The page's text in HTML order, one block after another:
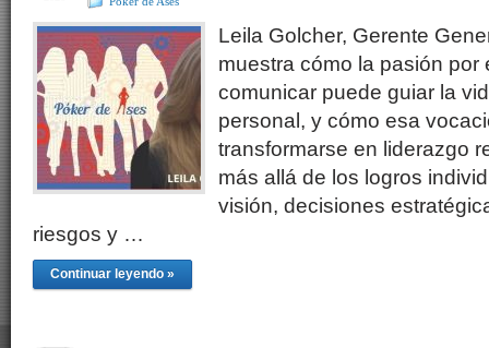
Leila Golcher, Gerente
muestra cómo la pasión por
comunicar puede guiar la
personal, y cómo esa
transformarse en liderazgo
más allá de los logros
visión, decisiones
riesgos y …
Continuar leyendo »